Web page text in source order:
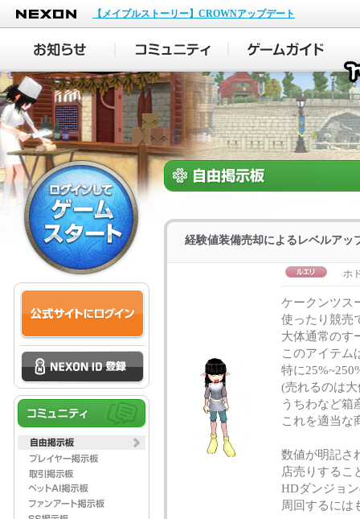
NEXON
【メイプルストーリー】CROWNアップデート
経験値装備売却によるレベルアッ
ホ
ケークンツス
使ったり競売
大体通常のす
このアイテム
特に
(売れるのは大
うちわなど箱
これを適当な
数値が明記さ
店売りするこ
HDダンジョ
周回するには